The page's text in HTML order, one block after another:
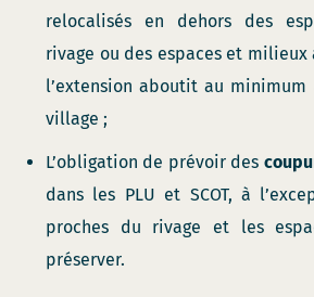
relocalisés en dehors des
rivage ou des espaces et
l’extension aboutit au minimum
village ;
L’obligation de prévoir des
dans les PLU et SCOT, à
proches du rivage et les
préserver.